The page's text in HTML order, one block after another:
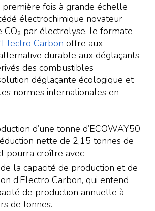
fois à grande échelle
électrochimique novateur
par électrolyse, le formate
’Electro Carbon offre aux
durable aux déglaçants
des combustibles
déglaçante écologique et
normes internationales en
d’une tonne d’ECOWAY50
nette de 2,15 tonnes de
pourra croître avec
la capacité de production et de
d’Electro Carbon, qui entend
de production annuelle à
de tonnes.